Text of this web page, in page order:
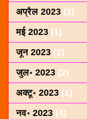
अप्रैल 2023 (1)
मई 2023 (1)
जून 2023 (2)
जुल॰ 2023 (2)
अक्टू॰ 2023 (1)
नव॰ 2023 (4)